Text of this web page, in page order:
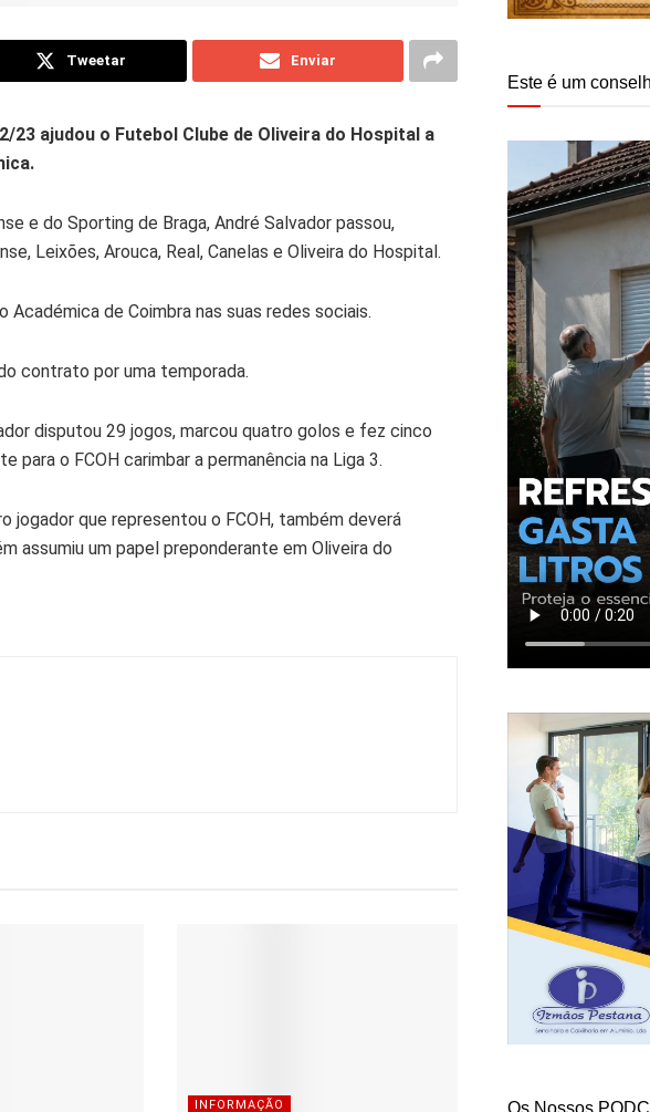
Tweetar Enviar
23 ajudou o Futebol Clube de Oliveira do Hospital a
e do Sporting de Braga, André Salvador passou,
Leixões, Arouca, Real, Canelas e Oliveira do Hospital.
de Coimbra nas suas redes sociais.
contrato por uma temporada.
disputou 29 jogos, marcou quatro golos e fez cinco
o FCOH carimbar a permanência na Liga 3.
jogador que representou o FCOH, também deverá
assumiu um papel preponderante em Oliveira do
INFORMAÇÃO
Este é um
Os Nossos